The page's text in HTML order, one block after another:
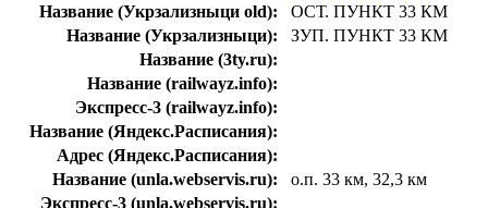
Название (Укрзализныци old):
ОСТ. ПУНКТ 33 КМ
Название (Укрзализныци):
ЗУП. ПУНКТ 33 КМ
Название (3ty.ru):
Название (railwayz.info):
Экспресс-3 (railwayz.info):
Название (Яндекс.Расписания):
Адрес (Яндекс.Расписания):
Название (unla.webservis.ru):
о.п. 33 км, 32,3 км
Экспресс-3 (unla.webservis.ru):